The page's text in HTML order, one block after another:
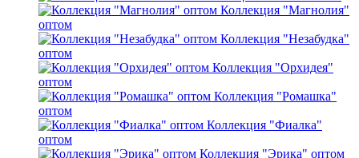
Коллекция "Магнолия"
оптом
Коллекция "Незабудка"
оптом
Коллекция "Орхидея"
оптом
Коллекция "Ромашка"
оптом
Коллекция "Фиалка"
оптом
Коллекция "Эрика" оптом